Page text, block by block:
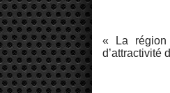
« La région
d’attractivité